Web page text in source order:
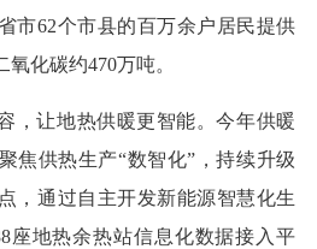
市62个市县的百万余户居民提供
化碳约470万吨。
，让地热供暖更智能。今年供暖
焦供热生产“数智化”，持续升级
，通过自主开发新能源智慧化生
座地热余热站信息化数据接入平